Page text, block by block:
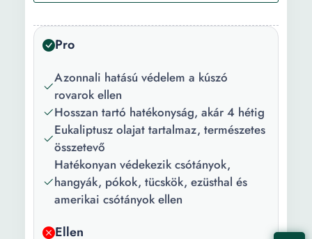
Szín:
Kapacitás:
400 ml
Pro
Azonnali hatású védelem a kúszó
rovarok ellen
Hosszan tartó hatékonyság, akár 4 hétig
Eukaliptusz olajat tartalmaz, természetes
összetevő
Hatékonyan védekezik csótányok,
hangyák, pókok, tücskök, ezüsthal és
amerikai csótányok ellen
Ellen